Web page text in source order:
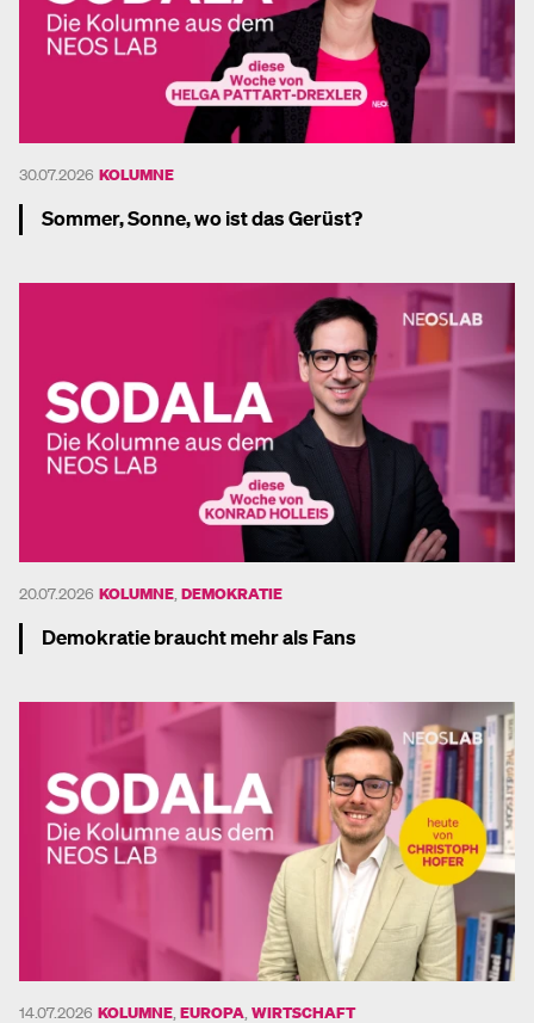
30.07.2026 KOLUMNE
Sommer, Sonne, wo ist das Gerüst?
20.07.2026 KOLUMNE DEMOKRATIE
Demokratie braucht mehr als Fans
14.07.2026 KOLUMNE EUROPA WIRTSCHAFT